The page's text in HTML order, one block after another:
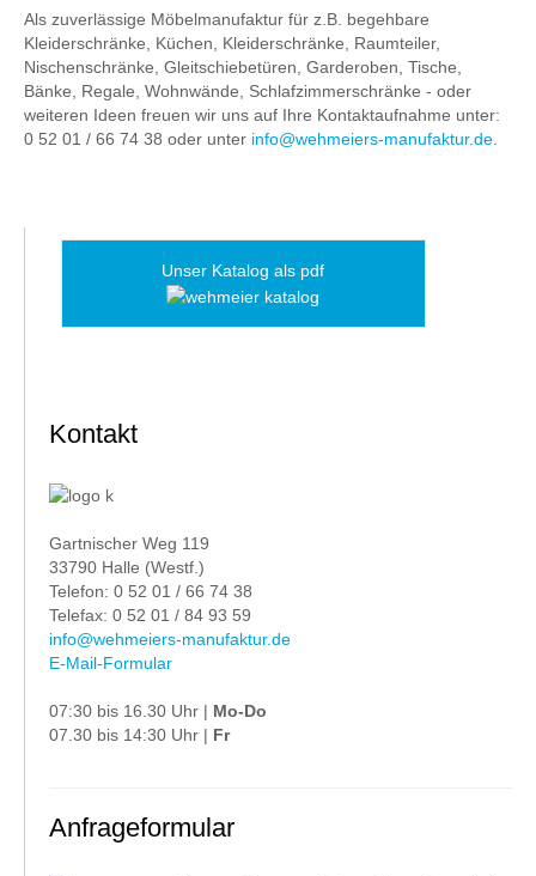
Als zuverlässige Möbelmanufaktur für z.B. begehbare
Kleiderschränke, Küchen, Kleiderschränke, Raumteiler,
Nischenschränke, Gleitschiebetüren, Garderoben, Tische,
Bänke, Regale, Wohnwände, Schlafzimmerschränke - oder
weiteren Ideen freuen wir uns auf Ihre Kontaktaufnahme unter:
0 52 01 / 66 74 38 oder unter info@wehmeiers-manufaktur.de.
Unser Katalog als pdf
Kontakt
Gartnischer Weg 119
33790 Halle (Westf.)
Telefon: 0 52 01 / 66 74 38
Telefax: 0 52 01 / 84 93 59
info@wehmeiers-manufaktur.de
E-Mail-Formular
07:30 bis 16.30 Uhr | Mo-Do
07.30 bis 14:30 Uhr | Fr
Anfrageformular